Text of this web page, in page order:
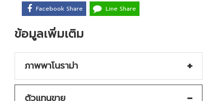
Facebook Share Line Share
ข้อมูลเพิ่มเติม
ภาพพาโนราม่า
ตัวแทนขาย